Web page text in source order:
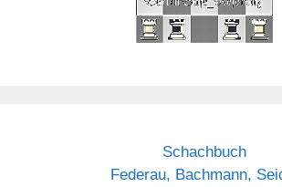
Schachbuch
Federau, Bachmann,